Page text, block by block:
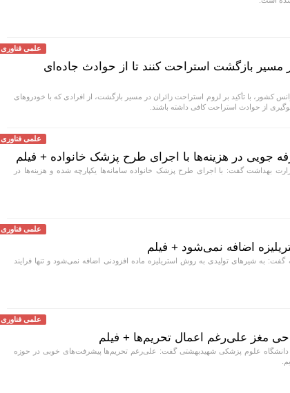
علمی فناوری
مسیر بازگشت استراحت کنند تا از حوادث جاده‌ای
کشور، با تأکید بر لزوم استراحت زائران در مسیر بازگشت، از افرادی که با خودروهای
از حوادث استراحت کافی داشته باشند.
علمی فناوری
جویی در هزینه‌ها با اجرای طرح پزشک خانواده + فیلم
بهداشت گفت: با اجرای طرح پزشک خانواده سامانه‌ها یکپارچه شده و هزینه‌ها در
علمی فناوری
اضافه نمی‌شود + فیلم
به شیر‌های تولیدی به روش استریلیزه ماده افزودنی اضافه نمی‌شود و تنها فرایند
علمی فناوری
مغز علی‌رغم اعمال تحریم‌ها + فیلم
علوم پزشکی شهیدبهشتی گفت: علی‌رغم تحریم‌ها پیشرفت‌های خوبی در حوزه